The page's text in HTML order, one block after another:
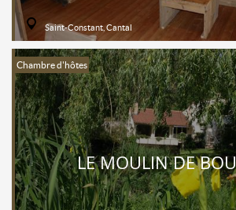
Saint-Constant, Cantal
Chambre d'hôtes
LE MOULIN DE